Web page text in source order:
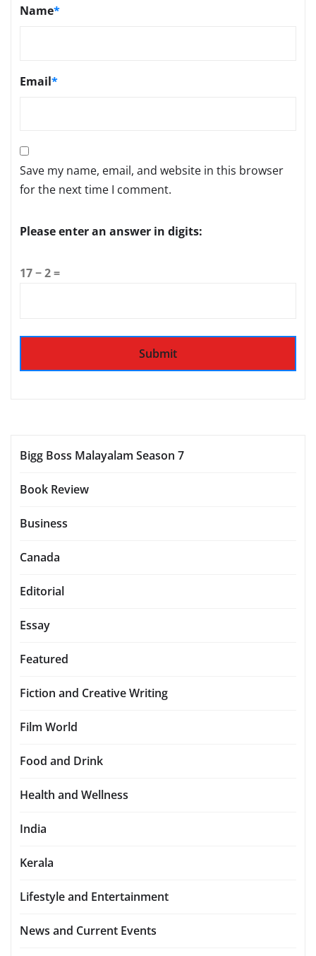
Name*
Email*
Save my name, email, and website in this browser
for the next time I comment.
Please enter an answer in digits:
17 − 2 =
Bigg Boss Malayalam Season 7
Book Review
Business
Canada
Editorial
Essay
Featured
Fiction and Creative Writing
Film World
Food and Drink
Health and Wellness
India
Kerala
Lifestyle and Entertainment
News and Current Events